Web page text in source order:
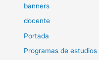
banners
docente
Portada
Programas de estudios